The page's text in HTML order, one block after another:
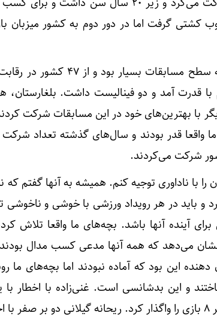
کشتی گرفت اما در دور دوم به کشور میزبان
نقیبی یادآور شد: خوشبختانه یا متاسفانه سطح
آمد و دو فینالیست داشت. بلغارستان،
با بهترین‌های خود در این مسابقات شرکت
واقعا قدر بودند و سال‌های گذشته تعداد
با ناداوری توجیه کنم. همیشه به آنها گفتم که
و باید در هر رویداد ورزشی با خوشی و
آینده آنها باشد. بچه‌های ما واقعا تلاش
می‌دهد که همه آنها مدعی کسب مدال بودند.
دهنده این بود که آماده نبودند اما بچه‌های ما
و این بدشانسی است. غنی‌زاده با اخطار